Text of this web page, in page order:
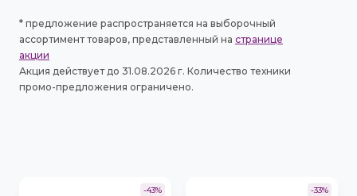
* предложение распространяется на выборочный
ассортимент товаров, представленный на странице
акции
Акция действует до 31.08.2026 г. Количество техники
промо-предложения ограничено.
-43% -33%